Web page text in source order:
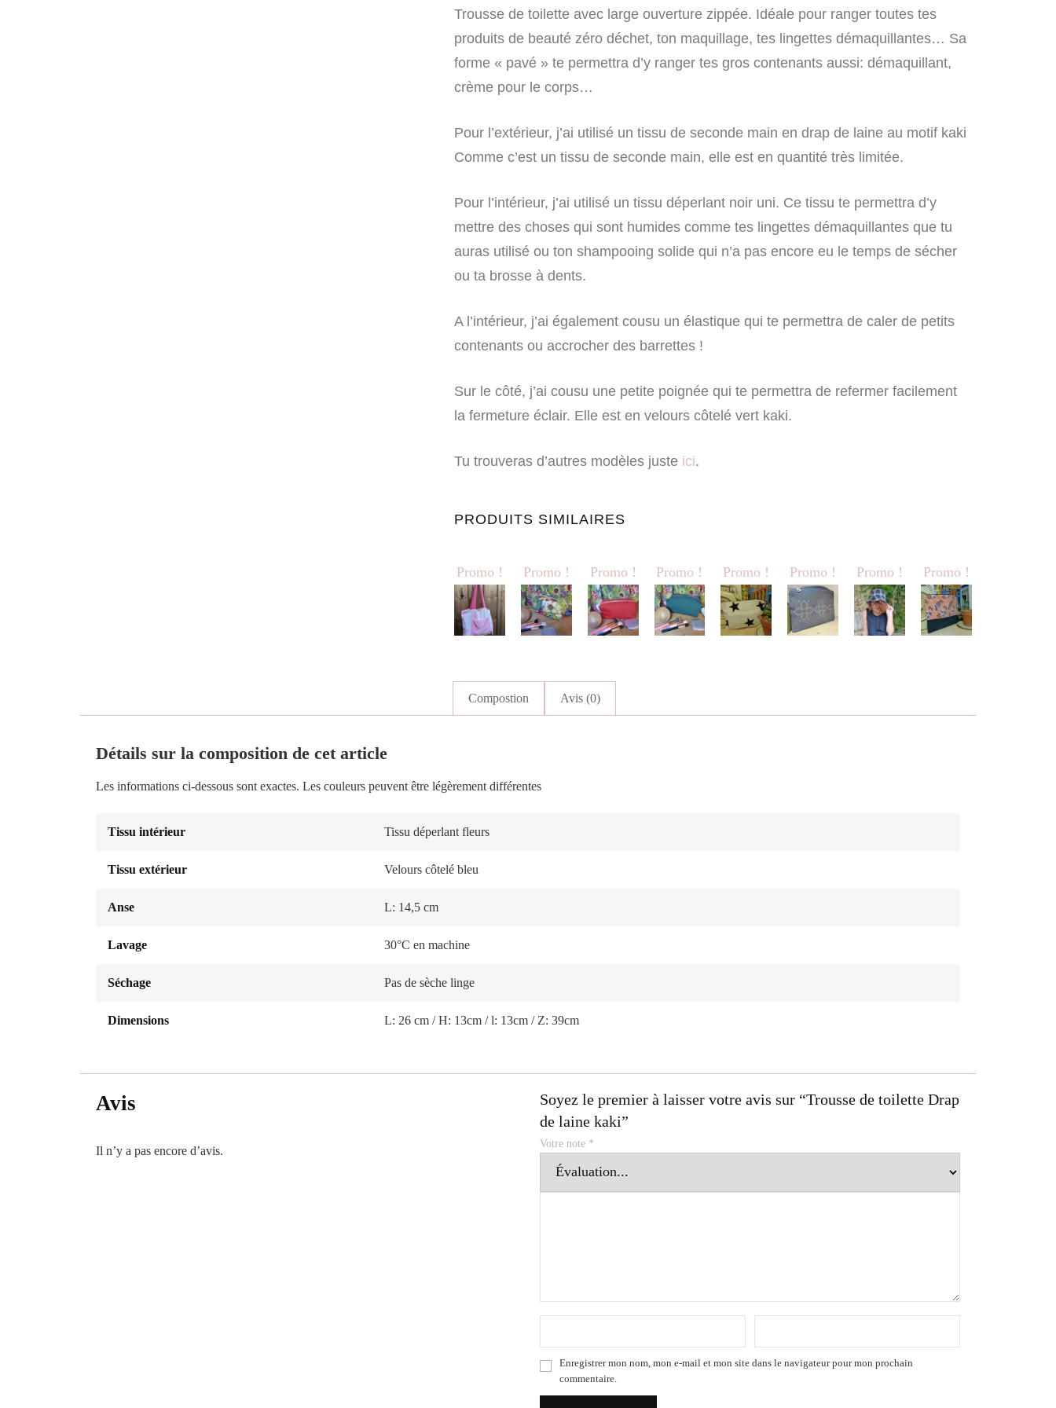
Trousse de toilette avec large ouverture zippée. Idéale pour ranger toutes tes
produits de beauté zéro déchet, ton maquillage, tes lingettes démaquillantes… Sa
forme « pavé » te permettra d’y ranger tes gros contenants aussi: démaquillant,
crème pour le corps…
Pour l’extérieur, j’ai utilisé un tissu de seconde main en drap de laine au motif kaki
Comme c’est un tissu de seconde main, elle est en quantité très limitée.
Pour l’intérieur, j’ai utilisé un tissu déperlant noir uni. Ce tissu te permettra d’y
mettre des choses qui sont humides comme tes lingettes démaquillantes que tu
auras utilisé ou ton shampooing solide qui n’a pas encore eu le temps de sécher
ou ta brosse à dents.
A l’intérieur, j’ai également cousu un élastique qui te permettra de caler de petits
contenants ou accrocher des barrettes !
Sur le côté, j’ai cousu une petite poignée qui te permettra de refermer facilement
la fermeture éclair. Elle est en velours côtelé vert kaki.
Tu trouveras d’autres modèles juste ici.
PRODUITS SIMILAIRES
Promo ! Promo ! Promo ! Promo ! Promo ! Promo ! Promo ! Promo !
Compostion Avis (0)
Détails sur la composition de cet article
Les informations ci-dessous sont exactes. Les couleurs peuvent être légèrement différentes
Tissu intérieur Tissu déperlant fleurs
Tissu extérieur Velours côtelé bleu
Anse L: 14,5 cm
Lavage 30°C en machine
Séchage Pas de sèche linge
Dimensions L: 26 cm / H: 13cm / l: 13cm / Z: 39cm
Avis
Il n’y a pas encore d’avis.
Soyez le premier à laisser votre avis sur “Trousse de toilette Drap
de laine kaki”
Votre note *
Enregistrer mon nom, mon e-mail et mon site dans le navigateur pour mon prochain
commentaire.